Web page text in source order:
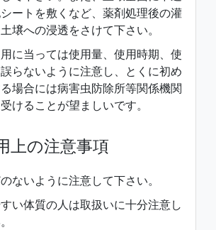
ートを敷くなど、薬剤処理後の灌
壌への浸透をさけて下さい。
に当っては使用量、使用時期、使
らないように注意し、とくに初め
場合には病害虫防除所等関係機関
けることが望ましいです。
上の注意事項
ないように注意して下さい。
い体質の人は取扱いに十分注意し